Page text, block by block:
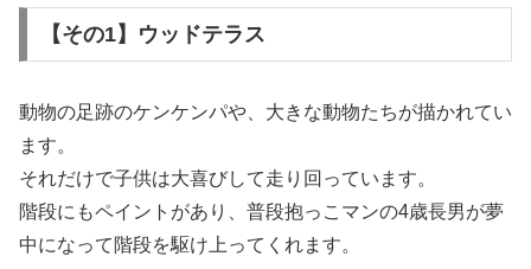
【その1】ウッドテラス
動物の足跡のケンケンパや、大きな動物たちが描かれてい
ます。
それだけで子供は大喜びして走り回っています。
階段にもペイントがあり、普段抱っこマンの4歳長男が夢
中になって階段を駆け上ってくれます。